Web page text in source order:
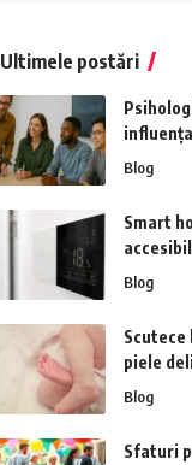
Ultimele postări
Blog
Smart
Blog
Scutece
piele
Blog
Sfaturi